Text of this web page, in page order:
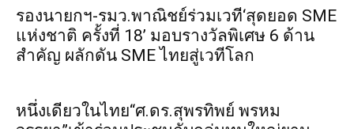
รองนายกฯ-รมว.พาณิชย์ร่วมเวที‘สุดยอด SME
แห่งชาติ ครั้งที่ 18’ มอบรางวัลพิเศษ 6 ด้าน
สำคัญ ผลักดัน SME ไทยสู่เวทีโลก
หนึ่งเดียวในไทย“ศ.ดร.สุพรทิพย์ พรหม